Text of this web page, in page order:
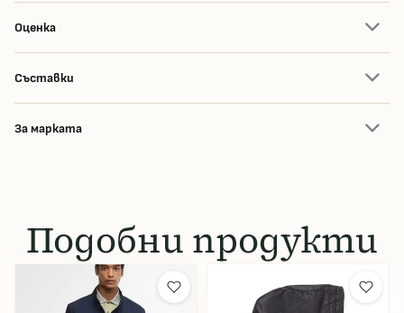
Оценка
Съставки
За марката
Подобни продукти